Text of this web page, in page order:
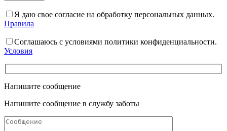
Я даю свое согласие на обработку персональных данных.
Правила
Соглашаюсь с условиями политики конфиденциальности.
Условия
Напишите сообщение
Напишите сообщение в службу заботы